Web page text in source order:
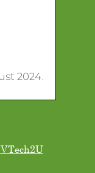
2024.
VTech2U